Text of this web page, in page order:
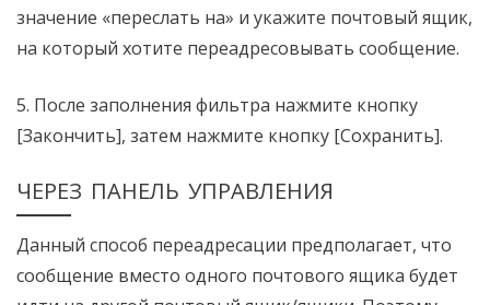
значение «переслать на» и укажите почтовый ящик,
на который хотите переадресовывать сообщение.
5. После заполнения фильтра нажмите кнопку
[Закончить], затем нажмите кнопку [Сохранить].
ЧЕРЕЗ ПАНЕЛЬ УПРАВЛЕНИЯ
Данный способ переадресации предполагает, что
сообщение вместо одного почтового ящика будет